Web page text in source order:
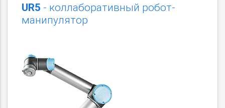
UR5 - коллаборативный робот-
манипулятор